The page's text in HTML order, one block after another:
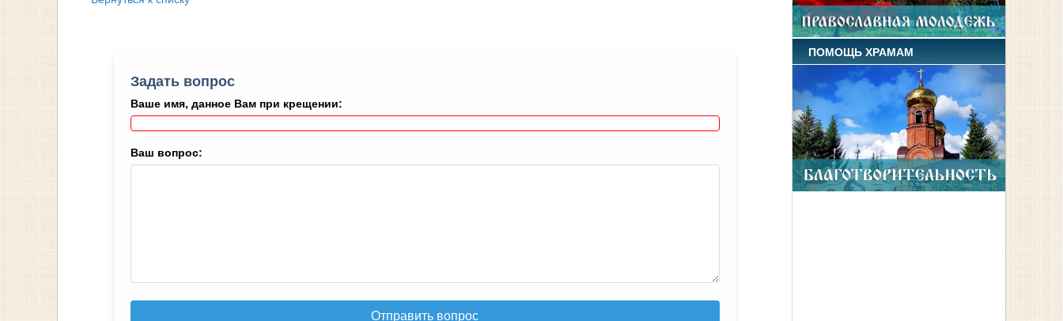
Задать вопрос
Ваше имя, данное Вам при крещении:
Ваш вопрос:
Отправить вопрос
ПОМОЩЬ ХРАМАМ